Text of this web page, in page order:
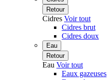
Retour
Cidres Voir tout
Cidres brut
Cidres doux
Eau
Retour
Eau Voir tout
Eaux gazeuses